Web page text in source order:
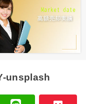
unsplash